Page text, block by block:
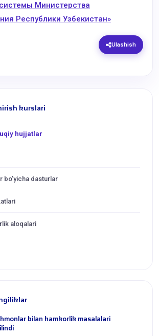
Министерства
Республики Узбекистан»
Ulashish
kurslari
hujjatlar
bo’yicha dasturlar
aloqalari
bilan hamkorlik masalalari